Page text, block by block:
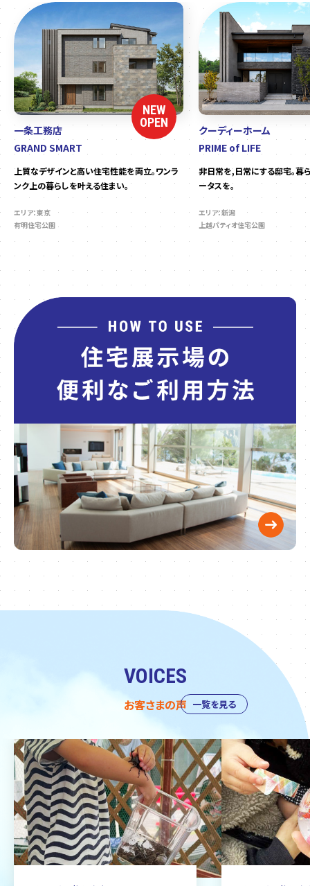
NEW
OPEN
一条工務店
GRAND SMART
上質なデザインと高い住宅性能を両立。ワンラ
ンク上の暮らしを叶える住まい。
エリア：東京
有明住宅公園
クーディーホーム
PRIME of LIFE
非日常を,日常にする邸宅。暮
ータスを。
エリア：新潟
上越パティオ住宅公園
VOICES
お客さまの声 一覧を見る